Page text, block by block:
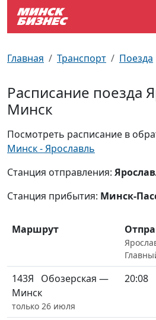
Главная Транспорт Поезда
Расписание поезда
Минск
Посмотреть расписание в
Минск - Ярославль
Станция отправления:
Станция прибытия: Минск-
Маршрут
143Я
Обозерская —
Минск
только 26 июля
20:08
Возле метро
Почтовые индексы
Улицы Минска
Производственный календарь
Документы для ЗАГСа
Схема метро
Пробки на дорогах
Самолеты